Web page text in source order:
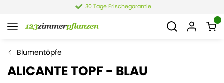
30 Tage Frischegarantie
Blumentöpfe
ALICANTE TOPF - BLAU